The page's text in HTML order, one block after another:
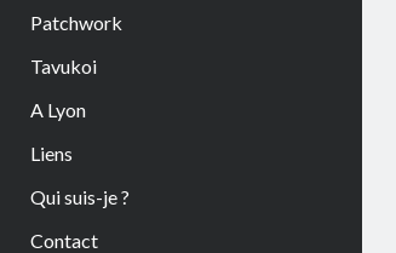
Patchwork
Tavukoi
A Lyon
Liens
Qui suis-je ?
Contact